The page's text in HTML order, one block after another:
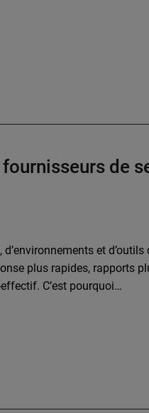
de
et
plus rapides, rapports
C’est pourquoi…